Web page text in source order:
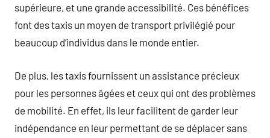
supérieure, et une grande accessibilité. Ces bénéfices
font des taxis un moyen de transport privilégié pour
beaucoup d’individus dans le monde entier.
De plus, les taxis fournissent un assistance précieux
pour les personnes âgées et ceux qui ont des problèmes
de mobilité. En effet, ils leur facilitent de garder leur
indépendance en leur permettant de se déplacer sans